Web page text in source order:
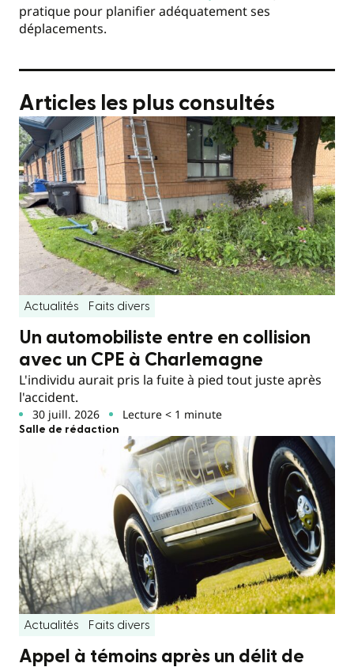
pratique pour planifier adéquatement ses
déplacements.
Articles les plus consultés
Actualités Faits divers
Un automobiliste entre en collision
avec un CPE à Charlemagne
L'individu aurait pris la fuite à pied tout juste après
l'accident.
30 juill. 2026 Lecture < 1 minute
Salle de rédaction
Actualités Faits divers
Appel à témoins après un délit de